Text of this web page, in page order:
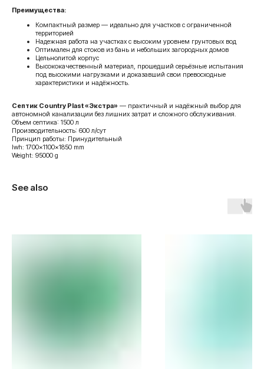
Преимущества:
Компактный размер — идеально для участков с ограниченной
территорией
Надежная работа на участках с высоким уровнем грунтовых вод
Оптимален для стоков из бань и небольших загородных домов
Цельнолитой корпус
Высококачественный материал, прошедший серьёзные испытания
под высокими нагрузками и доказавший свои превосходные
характеристики и надёжность.
Септик Country Plast «Экстра» — практичный и надёжный выбор для
автономной канализации без лишних затрат и сложного обслуживания.
Объем септика: 1500 л
Производительность: 600 л/сут
Принцип работы: Принудительный
lwh: 1700x1100x1850 mm
Weight: 95000 g
See also